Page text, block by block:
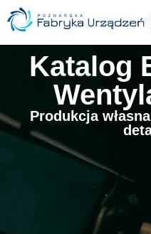
Katalog
Produkcja